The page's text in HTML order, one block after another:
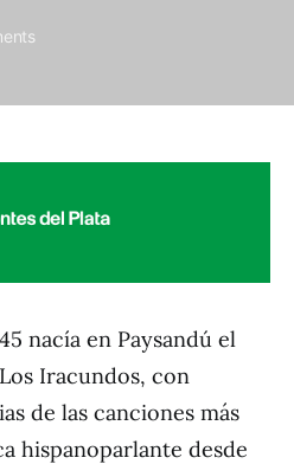
nacía en Paysandú el
Iracundos, con
de las canciones más
hispanoparlante desde